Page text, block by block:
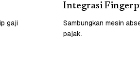
gaji
Integrasi
Sambungkan mesin
pajak.